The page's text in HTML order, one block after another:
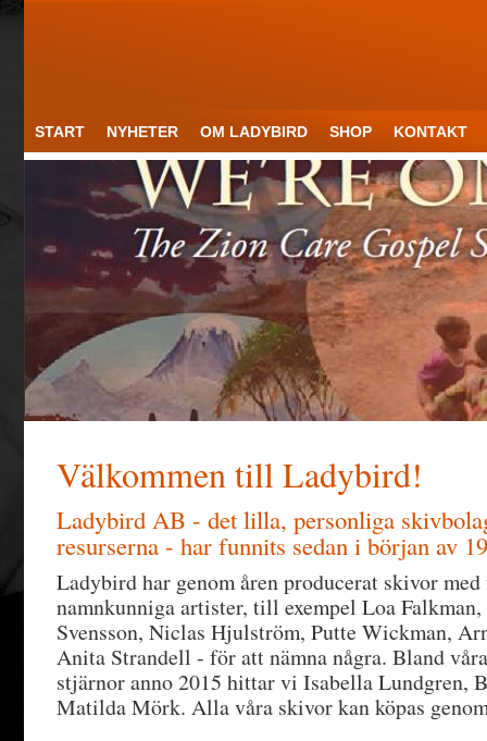
START NYHETER OM LADYBIRD SHOP KONTAKT
Välkommen till Ladybird!
Ladybird AB - det lilla, personliga
resurserna - har funnits sedan i början av
Ladybird har genom åren producerat skivor med
namnkunniga artister, till exempel Loa
Svensson, Niclas Hjulström, Putte Wickman,
Anita Strandell - för att nämna några. Bland
stjärnor anno 2015 hittar vi Isabella Lundgren,
Matilda Mörk. Alla våra skivor kan köpas